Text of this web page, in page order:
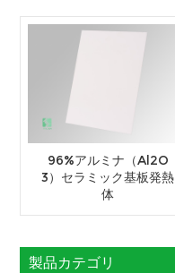
96%アルミナ（Al2O
3）セラミック基板発熱
体
製品カテゴリ